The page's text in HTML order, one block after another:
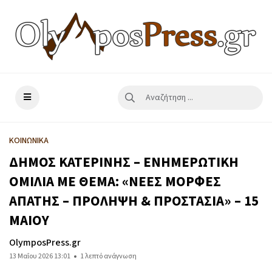
ΚΟΙΝΩΝΙΚΑ
ΔΗΜΟΣ ΚΑΤΕΡΙΝΗΣ – ΕΝΗΜΕΡΩΤΙΚΗ
ΟΜΙΛΙΑ ΜΕ ΘΕΜΑ: «ΝΕΕΣ ΜΟΡΦΕΣ
ΑΠΑΤΗΣ – ΠΡΟΛΗΨΗ & ΠΡΟΣΤΑΣΙΑ» – 15
ΜΑΙΟΥ
OlymposPress.gr
13 Μαΐου 2026 13:01 1 λεπτό ανάγνωση